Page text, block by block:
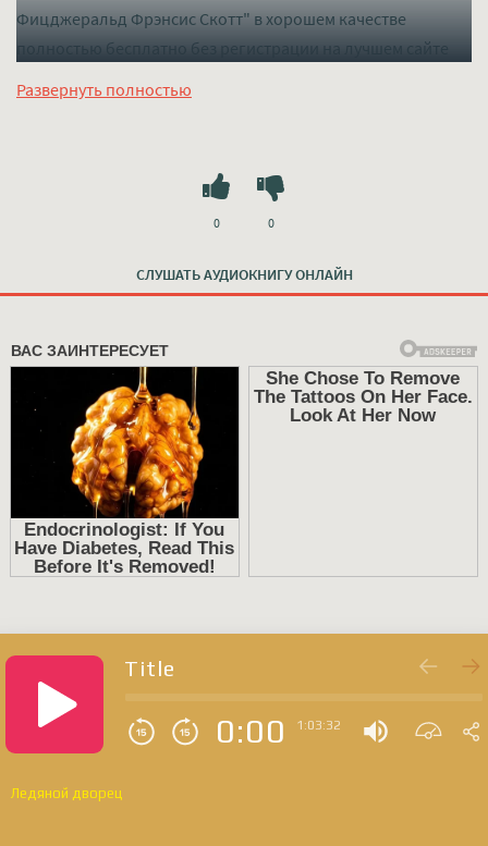
Фицджеральд Фрэнсис Скотт" в хорошем качестве
полностью бесплатно без регистрации на лучшем сайте
Развернуть полностью
СЛУШАТЬ АУДИОКНИГУ ОНЛАЙН
0 0
Title
0:00 1:03:32
Ледяной дворец